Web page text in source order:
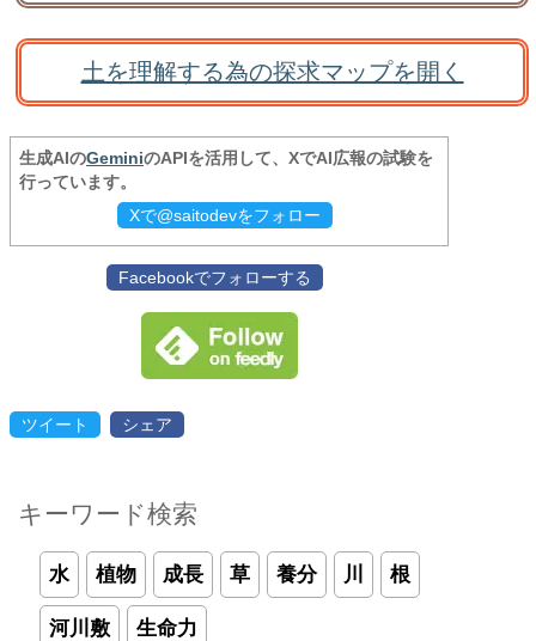
土を理解する為の探求マップを開く
生成AIのGeminiのAPIを活用して、XでAI広報の試験を
行っています。
Xで@saitodevをフォロー
Facebookでフォローする
ツイート シェア
キーワード検索
水 植物 成長 草 養分 川 根
河川敷 生命力